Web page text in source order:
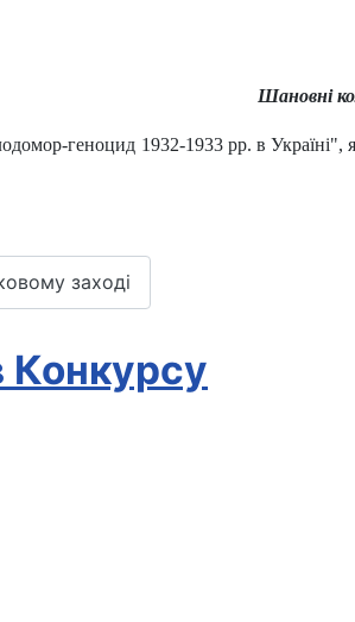
Шановні
геноцид 1932-1933 рр. в Україні",
заході
Конкурсу